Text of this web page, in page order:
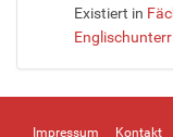
Existiert in
Impressum Kontakt